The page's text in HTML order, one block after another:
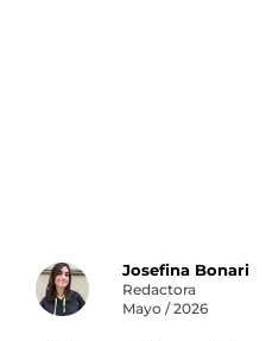
Josefina Bonari
Redactora
Mayo / 2026